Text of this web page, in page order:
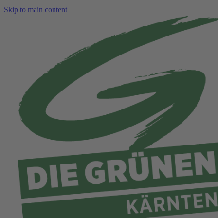
Skip to main content